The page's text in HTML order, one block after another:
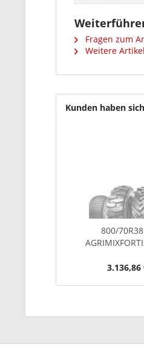
Fragen zum
Weitere
Kunden haben
800/
3.136,86